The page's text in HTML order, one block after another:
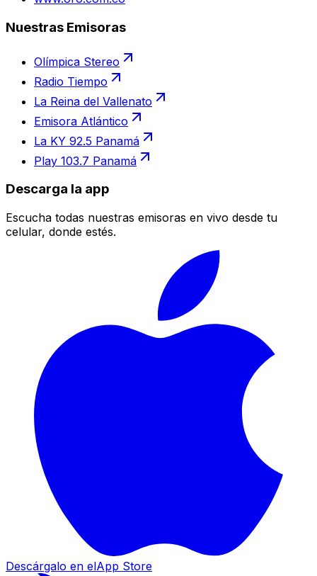
Nuestras Emisoras
Olímpica Stereo
Radio Tiempo
La Reina del Vallenato
Emisora Atlántico
La KY 92.5 Panamá
Play 103.7 Panamá
Descarga la app
Escucha todas nuestras emisoras en vivo desde tu
celular, donde estés.
Descárgalo en elApp Store